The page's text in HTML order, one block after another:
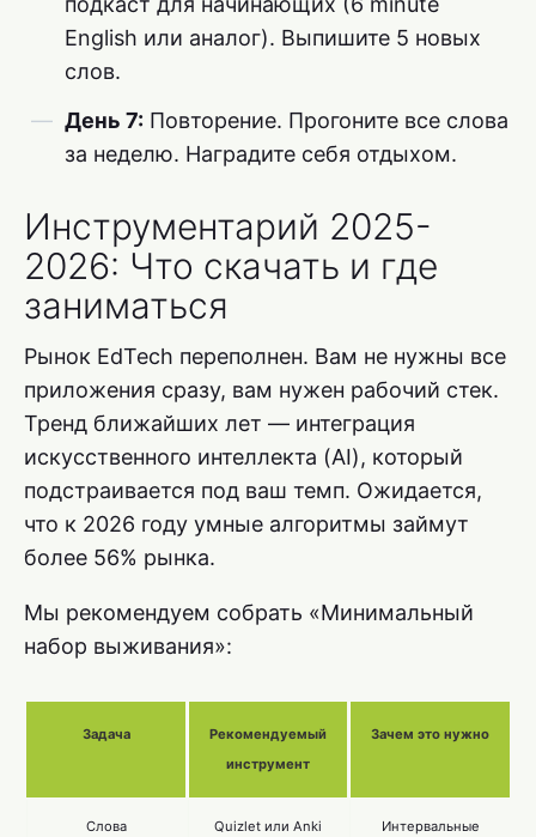
English или аналог). Выпишите 5 новых
слов.
День 7: Повторение. Прогоните все слова
за неделю. Наградите себя отдыхом.
Инструментарий 2025-
2026: Что скачать и где
заниматься
Рынок EdTech переполнен. Вам не нужны все
приложения сразу, вам нужен рабочий стек.
Тренд ближайших лет — интеграция
искусственного интеллекта (AI), который
подстраивается под ваш темп. Ожидается,
что к 2026 году умные алгоритмы займут
более 56% рынка.
Мы рекомендуем собрать «Минимальный
набор выживания»:
Задача
Рекомендуемый
инструмент
Зачем это нужно
Слова Quizlet или Anki
Интервальные